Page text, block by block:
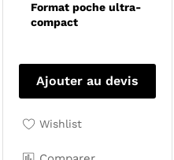
Format poche ultra-
compact
Ajouter au devis
Wishlist